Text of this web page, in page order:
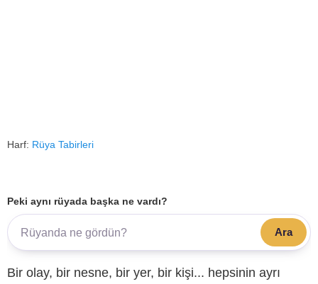
Harf: Rüya Tabirleri
Peki aynı rüyada başka ne vardı?
Ara
Bir olay, bir nesne, bir yer, bir kişi... hepsinin ayrı